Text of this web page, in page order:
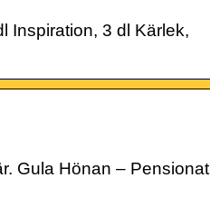
Inspiration, 3 dl Kärlek,
Gula Hönan – Pensionat